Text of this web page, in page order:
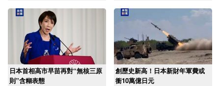
日本首相高市早苗再對“無核三原
則”含糊表態
創歷史新高！日本新財年軍費或
衝10萬億日元